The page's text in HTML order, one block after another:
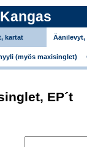
kartat
(myös maxisinglet)
EP´t